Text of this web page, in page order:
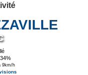
9km/h